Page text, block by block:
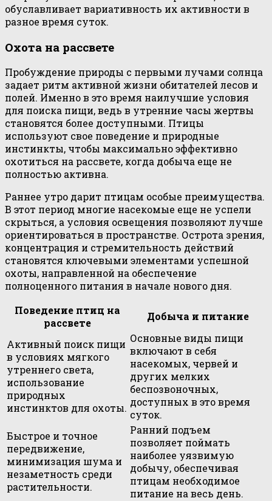
обуславливает вариативность их активности в
разное время суток.
Охота на рассвете
Пробуждение природы с первыми лучами солнца
задает ритм активной жизни обитателей лесов и
полей. Именно в это время наилучшие условия
для поиска пищи, ведь в утренние часы жертвы
становятся более доступными. Птицы
используют свое поведение и природные
инстинкты, чтобы максимально эффективно
охотиться на рассвете, когда добыча еще не
полностью активна.
Раннее утро дарит птицам особые преимущества.
В этот период многие насекомые еще не успели
скрыться, а условия освещения позволяют лучше
ориентироваться в пространстве. Острота зрения,
концентрация и стремительность действий
становятся ключевыми элементами успешной
охоты, направленной на обеспечение
полноценного питания в начале нового дня.
Поведение птиц на
рассвете
Добыча и питание
Активный поиск пищи
в условиях мягкого
утреннего света,
использование
природных
инстинктов для охоты.
Основные виды пищи
включают в себя
насекомых, червей и
других мелких
беспозвоночных,
доступных в это время
суток.
Быстрое и точное
передвижение,
минимизация шума и
незаметность среди
растительности.
Ранний подъем
позволяет поймать
наиболее уязвимую
добычу, обеспечивая
птицам необходимое
питание на весь день.